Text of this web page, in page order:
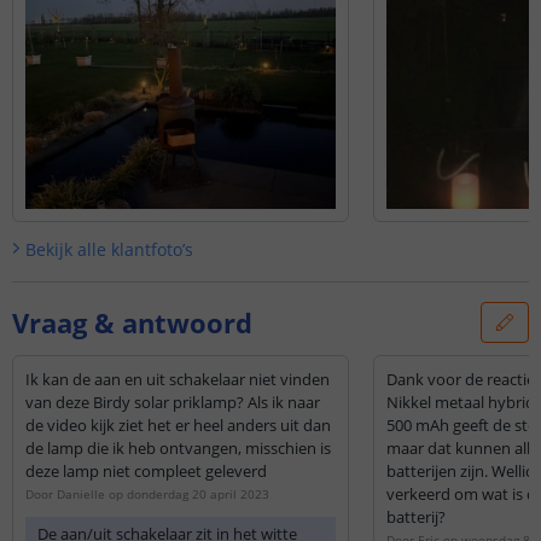
onze klantenservice.
Bekijk alle klantfoto’s
Vraag & antwoord
Ik kan de aan en uit schakelaar niet vinden
van deze Birdy solar priklamp? Als ik naar
de video kijk ziet het er heel anders uit dan
de lamp die ik heb ontvangen, misschien is
deze lamp niet compleet geleverd
Door Danielle op donderdag 20 april 2023
De aan/uit schakelaar zit in het witte
Dank voor de
Nikkel metaal
500 mAh geeft de
maar dat kunnen
batterijen zijn.
verkeerd om wat is
batterij?